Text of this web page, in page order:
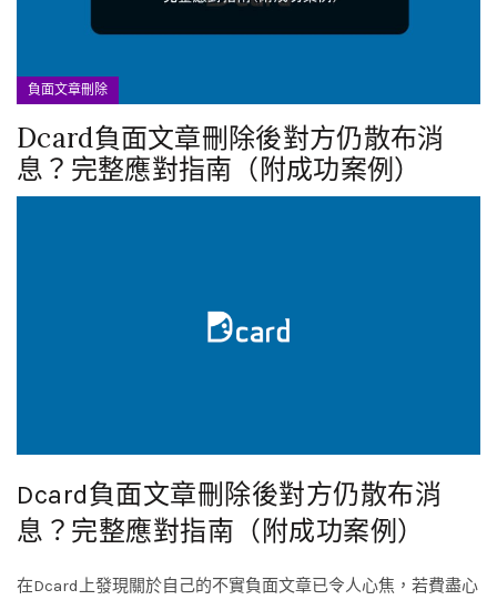
負面文章刪除
Dcard負面文章刪除後對方仍散布消
息？完整應對指南（附成功案例）
Dcard負面文章刪除後對方仍散布消
息？完整應對指南（附成功案例）
在Dcard上發現關於自己的不實負面文章已令人心焦，若費盡心